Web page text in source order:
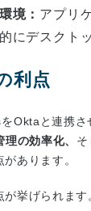
境： アプリ
にデスクト
利点
Oktaと連携さ
の効率化、 そ
あります。
挙げられます